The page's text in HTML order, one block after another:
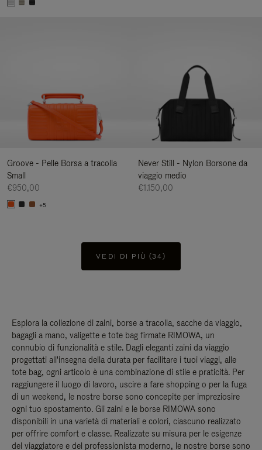
Groove - Pelle Borsa a tracolla
Small
€950,00
+5
Never Still - Nylon Borsone da
viaggio medio
€1.150,00
VEDI DI PIÙ (34)
Esplora la collezione di zaini, borse a tracolla, sacche da viaggio,
bagagli a mano, valigette e tote bag firmate RIMOWA, un
connubio di funzionalità e stile. Dagli eleganti zaini da viaggio
progettati all'insegna della durata per facilitare i tuoi viaggi, alle
tote bag, ogni articolo è una combinazione di stile e praticità. Per
raggiungere il luogo di lavoro, uscire a fare shopping o per la fuga
di un weekend, le nostre borse sono concepite per impreziosire
ogni tuo spostamento. Gli zaini e le borse RIMOWA sono
disponibili in una varietà di materiali e colori, ciascuno realizzato
per offrire comfort e classe. Realizzate su misura per le esigenze
del viaggiatore e del professionista moderno, le nostre borse sono